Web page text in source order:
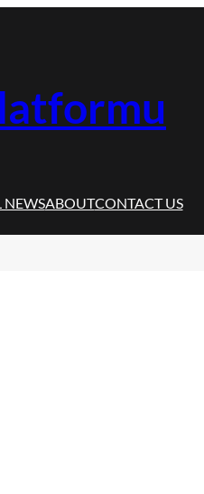
NEWSABOUTCONTACT US